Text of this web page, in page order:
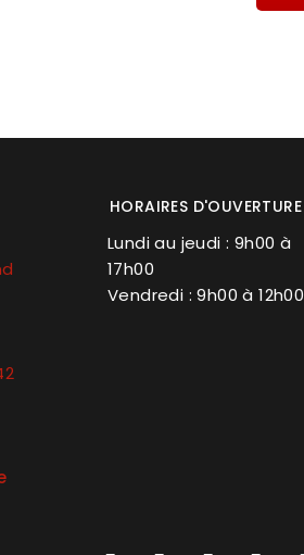
HORAIRES D'OUVERTURE
Lundi au jeudi : 9h00 à
17h00
Vendredi : 9h00 à 12h00